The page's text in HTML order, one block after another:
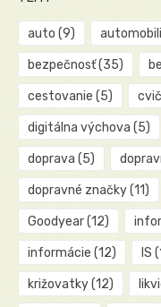
auto (9)
bezpečnosť(35)
cestovanie (5)
digitálna výchova (5)
doprava (5)
dopravné značky(11)
Goodyear(12)
informácie (12) IS
križovatky(12)